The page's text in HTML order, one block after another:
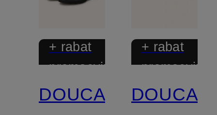
+ rabat
promocyjny
DOUCAL'S
+ rabat
promocyjny